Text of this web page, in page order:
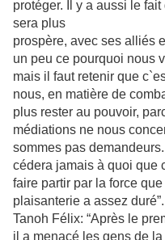
protéger. Il y a aussi le
sera plus
prospère, avec ses alliés
un peu ce pourquoi nous
mais il faut retenir que
nous, en matière de
plus rester au pouvoir,
médiations ne nous
sommes pas
cédera jamais à quoi que
faire partir par la force
plaisanterie a assez duré”.
Tanoh Félix: “Après le
il a menacé les gens de la